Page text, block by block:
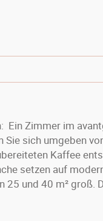
Ein Zimmer im
Sie sich umgeben
Kaffee
setzen auf
und 40 m² groß.